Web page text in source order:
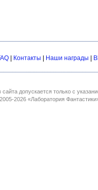
Контакты Наши награды
допускается только с
2026 «Лаборатория